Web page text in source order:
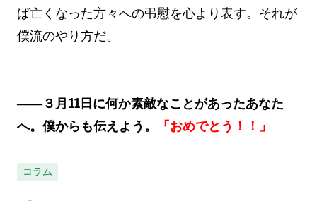
ば亡くなった方々への弔慰を心より表す。それが
僕流のやり方だ。
――３月11日に何か素敵なことがあったあなた
へ。僕からも伝えよう。
「おめでとう！！」
コラム